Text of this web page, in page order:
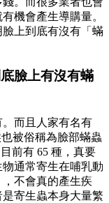
機會產生導購量。
上到底有沒有「蟎
臉上有沒有蟎
而且人家有名有
被俗稱為臉部蟎蟲
前有 65 種，真要
通常寄生在哺乳動
不會真的產生疾
寄生蟲本身大量繁